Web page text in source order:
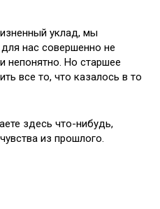
уклад, мы
нас совершенно не
непонятно. Но старшее
все то, что казалось в то
здесь что-нибудь,
из прошлого.